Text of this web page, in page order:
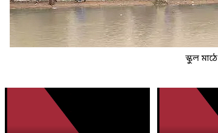
স্কুল